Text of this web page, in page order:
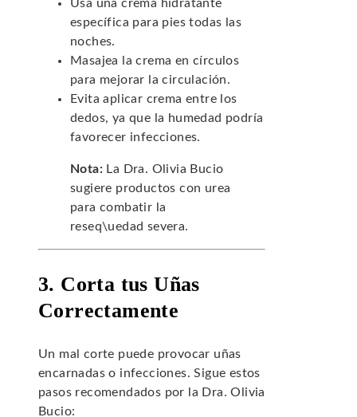
Usa una crema hidratante
específica para pies todas las
noches.
Masajea la crema en círculos
para mejorar la circulación.
Evita aplicar crema entre los
dedos, ya que la humedad podría
favorecer infecciones.
Nota: La Dra. Olivia Bucio
sugiere productos con urea
para combatir la
reseq\uedad severa.
3. Corta tus Uñas
Correctamente
Un mal corte puede provocar uñas
encarnadas o infecciones. Sigue estos
pasos recomendados por la Dra. Olivia
Bucio: